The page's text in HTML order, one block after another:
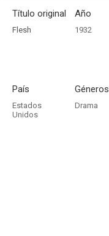
Título original
Flesh
Año
1932
País
Estados
Unidos
Géneros
Drama